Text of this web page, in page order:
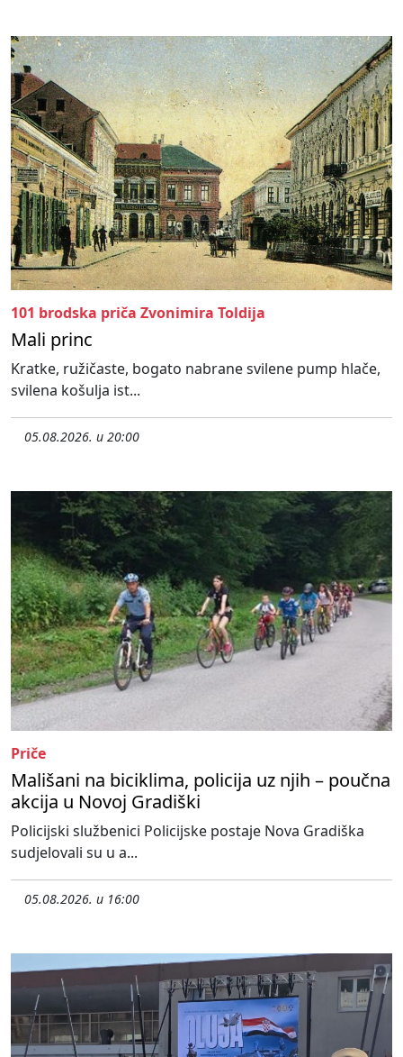
101 brodska priča Zvonimira Toldija
Mali princ
Kratke, ružičaste, bogato nabrane svilene pump hlače,
svilena košulja ist...
05.08.2026. u 20:00
Priče
Mališani na biciklima, policija uz njih – poučna
akcija u Novoj Gradiški
Policijski službenici Policijske postaje Nova Gradiška
sudjelovali su u a...
05.08.2026. u 16:00